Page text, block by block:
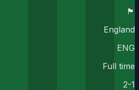
🏴󠁧󠁢󠁥󠁮󠁧󠁿
England
ENG
Full time
2-1